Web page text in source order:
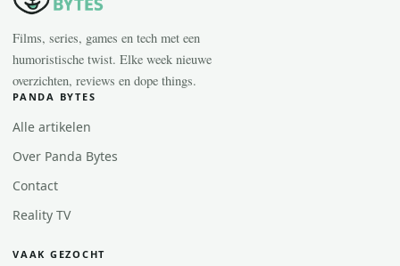
Films, series, games en tech met een
humoristische twist. Elke week nieuwe
overzichten, reviews en dope things.
PANDA BYTES
Alle artikelen
Over Panda Bytes
Contact
Reality TV
VAAK GEZOCHT